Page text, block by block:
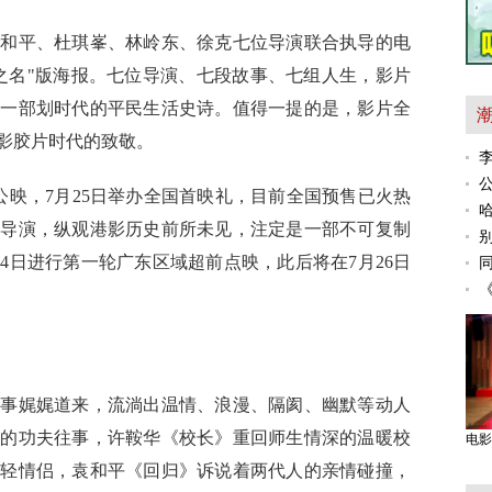
平、杜琪峯、林岭东、徐克七位导演联合执导的电
"版海报。七位导演、七段故事、七组人生，影片
部划时代的平民生活史诗。值得一提的是，影片全
胶片时代的致敬。
，7月25日举办全国首映礼，目前全国预售已火热
演，纵观港影历史前所未见，注定是一部不可复制
进行第一轮广东区域超前点映，此后将在7月26日
娓娓道来，流淌出温情、浪漫、隔阂、幽默等动人
功夫往事，许鞍华《校长》重回师生情深的温暖校
情侣，袁和平《回归》诉说着两代人的亲情碰撞，
电